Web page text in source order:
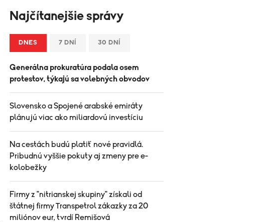
Najčítanejšie správy
DNES 7 DNÍ 30 DNÍ
Generálna prokuratúra podala osem
protestov, týkajú sa volebných obvodov
Slovensko a Spojené arabské emiráty
plánujú viac ako miliardovú investíciu
Na cestách budú platiť nové pravidlá.
Pribudnú vyššie pokuty aj zmeny pre e-
kolobežky
Firmy z "nitrianskej skupiny" získali od
štátnej firmy Transpetrol zákazky za 20
miliónov eur, tvrdí Remišová